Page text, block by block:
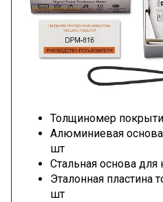
Толщиномер
Алюминиевая
шт
Стальная основа
Эталонная пластина
шт